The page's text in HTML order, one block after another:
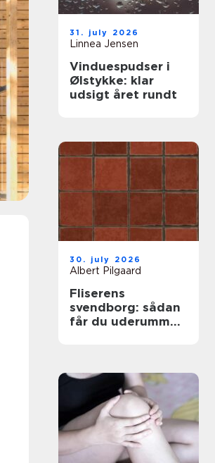
31. july 2026
Linnea Jensen
Vinduespudser i
Ølstykke: klar
udsigt året rundt
30. july 2026
Albert Pilgaard
Fliserens
svendborg: sådan
får du uderummet